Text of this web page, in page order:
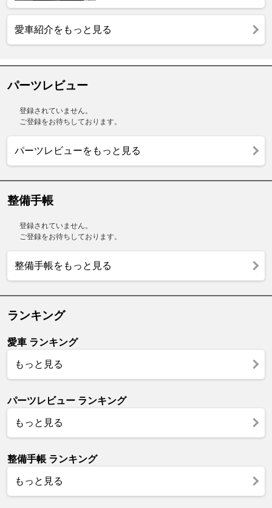
愛車紹介をもっと見る
パーツレビュー
登録されていません。
ご登録をお待ちしております。
パーツレビューをもっと見る
整備手帳
登録されていません。
ご登録をお待ちしております。
整備手帳をもっと見る
ランキング
愛車 ランキング
もっと見る
パーツレビュー ランキング
もっと見る
整備手帳 ランキング
もっと見る